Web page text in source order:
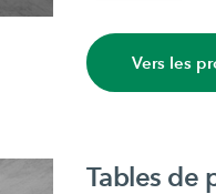
Vers les
Tables de